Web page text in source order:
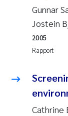
Ana
Espen
Roar
Gunnar
Jostein
Rapport
2005
Cathrine